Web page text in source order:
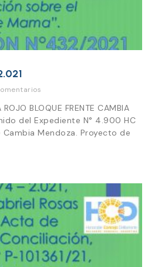
ROJO BLOQUE FRENTE CAMBIA
del Expediente N° 4.900 HC
Cambia Mendoza. Proyecto de